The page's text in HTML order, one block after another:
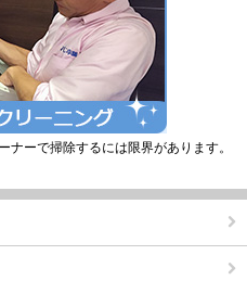
ナーで掃除するには限界があります。